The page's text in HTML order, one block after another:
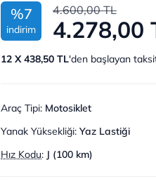
%7
indirim
4.600,00 TL
4.278,00
12 X 438,50 TL'den başlayan
Araç Tipi: Motosiklet
Yanak Yüksekliği: Yaz Lastiği
Hız Kodu: J (100 km)